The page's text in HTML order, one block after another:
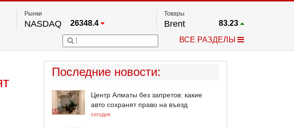
Рынки
NASDAQ 26348.4
FTSE 100 67.17
53885.1
S&P 500
24484.1
Товары
Brent 83.23
Платина
2.658
ВСЕ РАЗДЕЛЫ
Последние новости:
Центр Алматы без запретов: какие
авто сохранят право на въезд
сегодня